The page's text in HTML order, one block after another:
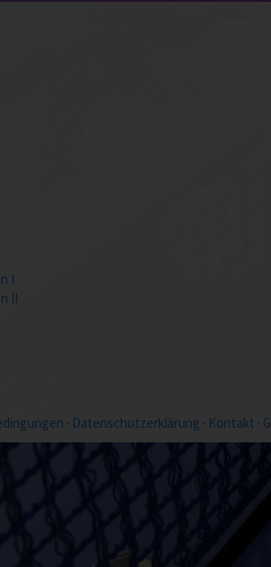
I
II
· Datenschutzerklärung · Kontakt ·